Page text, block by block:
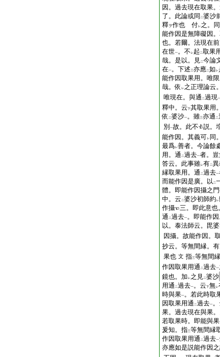
因。過去現在取果
了。此論或同 二婆沙
釋ヲ作也 付レ之。同
能作因是無障礙因
也。若爾。法現在
在世一。不 レ起 二取果
哉。是以。見二今論
在一。下述三亦應二如 レ
能作因取果用。唯限
哉。依 レ之正理論云
唯現在。與通 二過現一
釋中。云下其取果用
依 二婆沙一。雖三亦通 二
別 一故。此不
説。
能作因。其義可レ 同
最爲レ善者。今論餘
用。通 二過去一者。
答云。此事雖レ有二
縁取果用。通 二過去一
而能作因是廣。以 二
體。即能作因攝之
中。云 二婆沙初師約 レ
作攝
三。即此意也
通 二過去一。即能作
以。泰法師云。毘
因攝。故能作因。
抄云。等無間縁。有
果也 文 指三等無間
作因取果用通 二過去一
鏡也。加 レ之見二婆沙
用通 二過去一。云下無レ
時與果一。若此時取
因取果用通 二過去一
果。過去現在與果
若取果時。即能與果
爰知。指三等無間縁
作因取果用通 二過去一
亦應如是説能作因